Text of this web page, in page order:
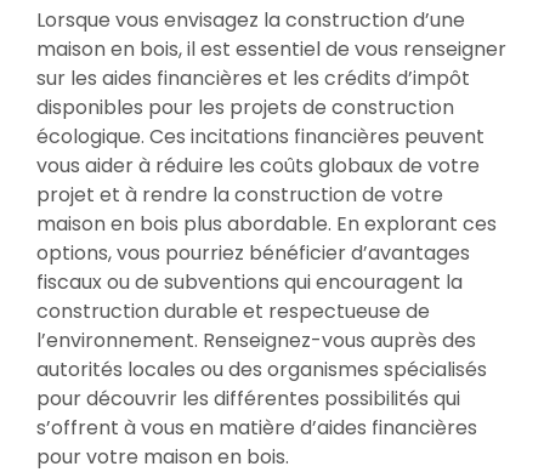
Lorsque vous envisagez la construction d’une
maison en bois, il est essentiel de vous renseigner
sur les aides financières et les crédits d’impôt
disponibles pour les projets de construction
écologique. Ces incitations financières peuvent
vous aider à réduire les coûts globaux de votre
projet et à rendre la construction de votre
maison en bois plus abordable. En explorant ces
options, vous pourriez bénéficier d’avantages
fiscaux ou de subventions qui encouragent la
construction durable et respectueuse de
l’environnement. Renseignez-vous auprès des
autorités locales ou des organismes spécialisés
pour découvrir les différentes possibilités qui
s’offrent à vous en matière d’aides financières
pour votre maison en bois.